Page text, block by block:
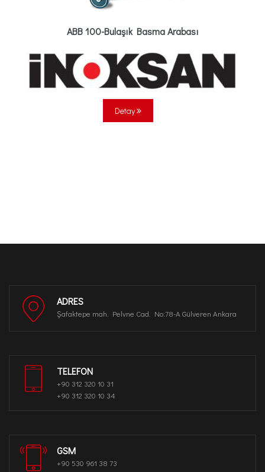
ABB 100-Bulaşık Basma Arabası
Detay
ADRES
Şafaktepe mah. Pelvne Cad. No:78-A Gülveren Ankara
TELEFON
+90 312 320 10 31
+90 312 320 10 34
GSM
+90 530 961 38 73